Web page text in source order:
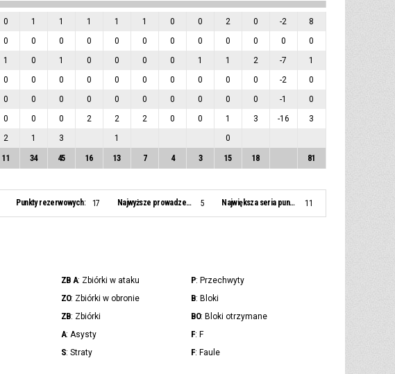
0 1 1 1 1 1 0 0 2 0 -2 8
0 0 0 0 0 0 0 0 0 0 0 0
1 0 1 0 0 0 0 1 1 2 -7 1
0 0 0 0 0 0 0 0 0 0 -2 0
0 0 0 0 0 0 0 0 0 0 -1 0
0 0 0 2 2 2 0 0 1 3 -16
3
2 1 3 1 0
11 34 45 16 13 7 4 3 15 18 81
Punkty rezerwowych: 17 Najwyższe prowadzenie: 5 Największa seria punktowa: 11
ZB A: Zbiórki w ataku P: Przechwyty
ZO: Zbiórki w obronie B: Bloki
ZB: Zbiórki BO: Bloki otrzymane
A: Asysty F: F
S: Straty F: Faule